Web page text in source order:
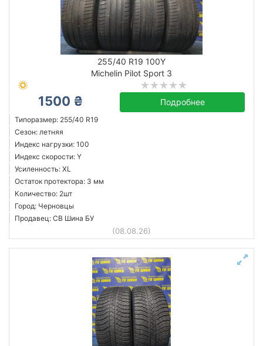
255/40 R19 100Y
Michelin Pilot Sport 3
1500 ₴ Подробнее
Типоразмер: 255/40 R19
Сезон: летняя
Индекс нагрузки: 100
Индекс скорости: Y
Усиленность: XL
Остаток протектора: 3 мм
Количество: 2шт
Город: Черновцы
Продавец: СВ Шина БУ
(08.08.26)